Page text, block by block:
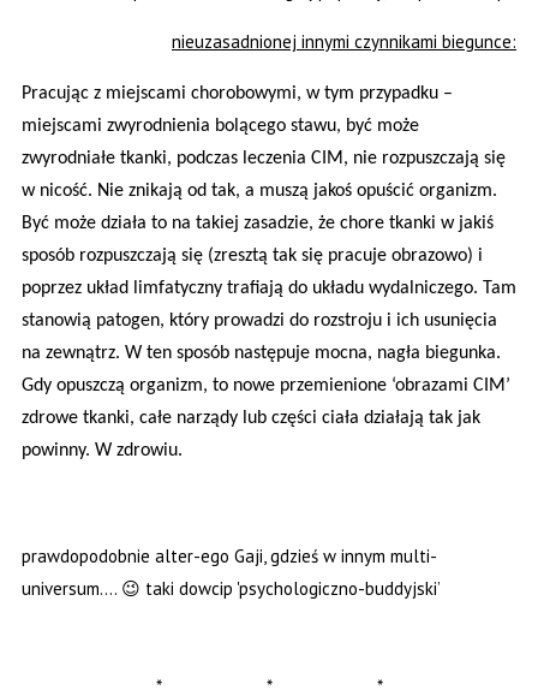
nieuzasadnionej innymi czynnikami biegunce:
Pracując z miejscami chorobowymi, w tym przypadku –
miejscami zwyrodnienia bolącego stawu, być może
zwyrodniałe tkanki, podczas leczenia CIM, nie rozpuszczają się
w nicość. Nie znikają od tak, a muszą jakoś opuścić organizm.
Być może działa to na takiej zasadzie, że chore tkanki w jakiś
sposób rozpuszczają się (zresztą tak się pracuje obrazowo) i
poprzez układ limfatyczny trafiają do układu wydalniczego. Tam
stanowią patogen, który prowadzi do rozstroju i ich usunięcia
na zewnątrz. W ten sposób następuje mocna, nagła biegunka.
Gdy opuszczą organizm, to nowe przemienione ‘obrazami CIM’
zdrowe tkanki, całe narządy lub części ciała działają tak jak
powinny. W zdrowiu.
prawdopodobnie alter-ego Gaji, gdzieś w innym multi-
universum…. 😉 taki dowcip 'psychologiczno-buddyjski’
* * *